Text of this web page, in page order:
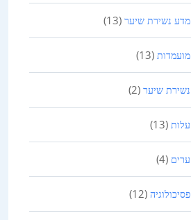
מדע נשירת שיער (13)
מועמדות (13)
נשירת שיער (2)
עלות (13)
ערים (4)
פסיכולוגיה (12)